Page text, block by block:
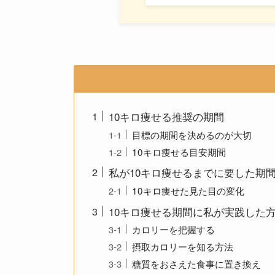
10キロ痩せる推奨の期間
目標の期間を決めるのが大切
10キロ痩せる目安期間
私が10キロ痩せるまでに要した期間
10キロ痩せた見た目の変化
10キロ痩せる期間に私が実践した
カロリーを把握する
摂取カロリーを知る方法
糖質をおさえた食事に置き換え